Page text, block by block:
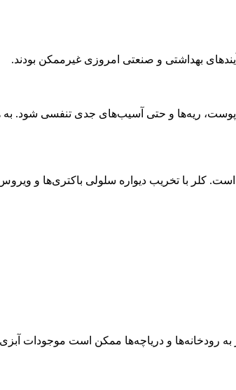
بهداشتی و صنعتی امروزی غیرممکن بودند.
پوست، ریه‌ها و حتی آسیب‌های جدی تنفسی شود. به
کلر با تخریب دیواره سلولی باکتری‌ها و
رودخانه‌ها و دریاچه‌ها ممکن است موجودات آبزی